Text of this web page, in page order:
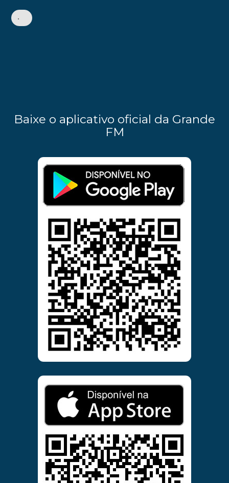
•
Baixe o aplicativo oficial da Grande
FM